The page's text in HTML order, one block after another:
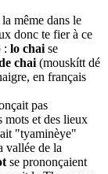
même dans le
donc te fier à ce
: lo chai se
chai (mouskítt dé
en français
pas
mots et des lieux
"tyaminèye"
vallée de la
se prononçaient